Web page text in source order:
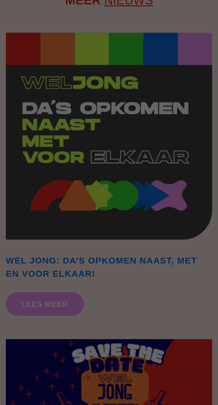
WEL JONG: DA’S OPKOMEN NAAST, MET
EN VOOR ELKAAR!
LEES MEER